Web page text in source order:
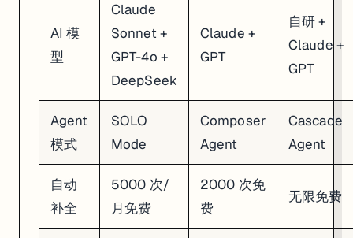
AI 模
型
Claude
Sonnet +
GPT-4o +
DeepSeek
Claude +
GPT
自研 +
Claude +
GPT
Agent
模式
SOLO
Mode
Composer
Agent
Cascade
Agent
自动
补全
5000 次/
月免费
2000 次免
费
无限免费